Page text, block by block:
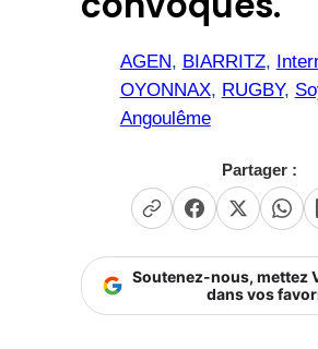
AGEN, BIARRITZ,
OYONNAX, RUGBY,
Angoulême
Partager :
Soutenez-nous, mettez
dans vos